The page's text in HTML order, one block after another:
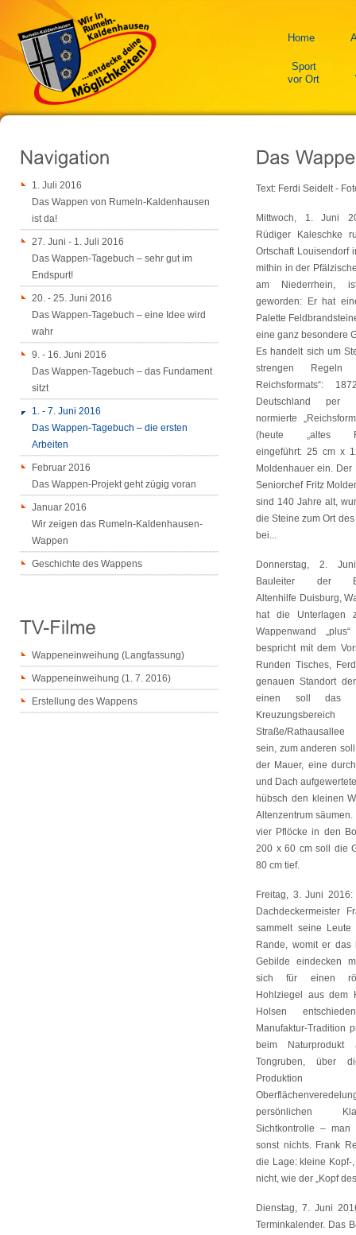
Home
Sport
vor Ort
Text: Ferdi Seidelt -
Mittwoch, 1. Juni
Rüdiger Kaleschke
Ortschaft Louisendorf
mithin in der
am Niederrhein,
geworden: Er hat
Palette
eine ganz besondere
Es handelt sich um
strengen Regeln
Reichsformats“:
Deutschland per
normierte
(heute „altes
eingeführt: 25 cm x
Moldenhauer ein.
Seniorchef Fritz
sind 140 Jahre alt,
die Steine zum Ort
bei...
Donnerstag, 2.
Bauleiter der
Altenhilfe Duisburg,
hat die Unterlagen
Wappenwand
bespricht mit dem
Runden Tisches,
genauen Standort
einen soll das
Kreuzungsbereich
Straße/
sein, zum anderen
der Mauer, eine
und Dach
hübsch den kleinen
Altenzentrum
vier Pflöcke in den
200 x 60 cm soll die
80 cm tief.
Freitag, 3. Juni 2016:
Dachdeckermeister
sammelt seine
Rande, womit er das
Gebilde eindecken
sich für einen
Hohlziegel aus dem
Holsen
Manufaktur-Tradition
beim Naturprodukt
Tongruben, über
persönlichen
Sichtkontrolle –
sonst nichts. Frank
die Lage: kleine Kopf-
nicht, wie der „Kopf
Dienstag, 7. Juni
Terminkalender. Das
1. Juli 2016
Das Wappen von Rumeln-Kaldenhausen
ist da!
27. Juni - 1. Juli 2016
Das Wappen-Tagebuch – sehr gut im
Endspurt!
20. - 25. Juni 2016
Das Wappen-Tagebuch – eine Idee wird
wahr
9. - 16. Juni 2016
Das Wappen-Tagebuch – das Fundament
sitzt
1. - 7. Juni 2016
Das Wappen-Tagebuch – die ersten
Arbeiten
Februar 2016
Das Wappen-Projekt geht zügig voran
Januar 2016
Wir zeigen das Rumeln-Kaldenhausen-
Wappen
Geschichte des Wappens
Wappeneinweihung (Langfassung)
Wappeneinweihung (1. 7. 2016)
Erstellung des Wappens